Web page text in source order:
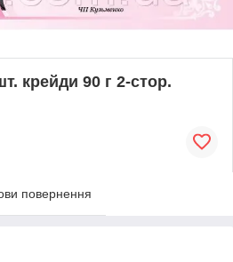
крейди 90 г 2-стор.
повернення